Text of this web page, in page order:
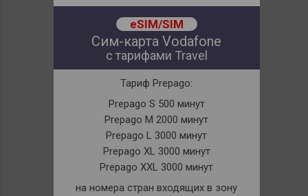
eSIM/SIM
Сим-карта Vodafone
с тарифами Travel
Тариф Prepago:
Prepago S 500 минут
Prepago M 2000 минут
Prepago L 3000 минут
Prepago XL 3000 минут
Prepago XXL 3000 минут
на номера стран входящих в зону